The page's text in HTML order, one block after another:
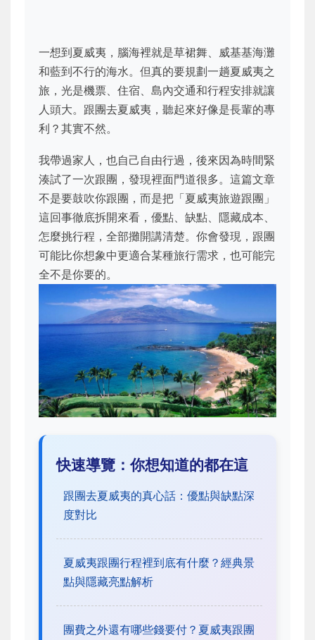
一想到夏威夷，腦海裡就是草裙舞、威基基海灘
和藍到不行的海水。但真的要規劃一趟夏威夷之
旅，光是機票、住宿、島內交通和行程安排就讓
人頭大。跟團去夏威夷，聽起來好像是長輩的專
利？其實不然。
我帶過家人，也自己自由行過，後來因為時間緊
湊試了一次跟團，發現裡面門道很多。這篇文章
不是要鼓吹你跟團，而是把「夏威夷旅遊跟團」
這回事徹底拆開來看，優點、缺點、隱藏成本、
怎麼挑行程，全部攤開講清楚。你會發現，跟團
可能比你想象中更適合某種旅行需求，也可能完
全不是你要的。
快速導覽：你想知道的都在這
跟團去夏威夷的真心話：優點與缺點深
度對比
夏威夷跟團行程裡到底有什麼？經典景
點與隱藏亮點解析
團費之外還有哪些錢要付？夏威夷跟團